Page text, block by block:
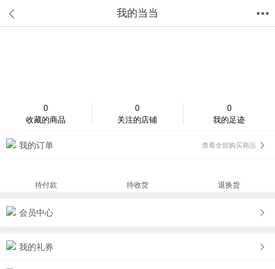
我的当当
0
收藏的商品
0
关注的店铺
0
我的足迹
我的订单 查看全部购买商品
待付款 待收货 退换货
会员中心
我的礼券